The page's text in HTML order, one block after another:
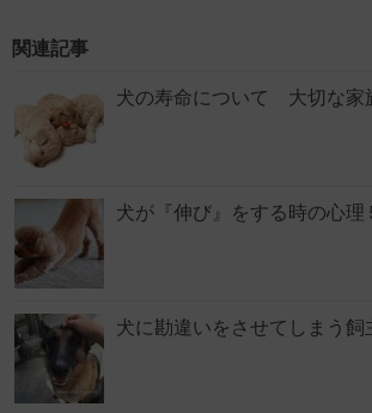
関連記事
犬の寿命について 大切な家
犬が『伸び』をする時の心理
犬に勘違いをさせてしまう飼